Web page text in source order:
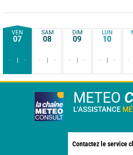
VEN
07
- -
SAM
08
- -
DIM
09
- -
LUN
10
- - -
METEO
L'ASSISTANCE
Contactez le service